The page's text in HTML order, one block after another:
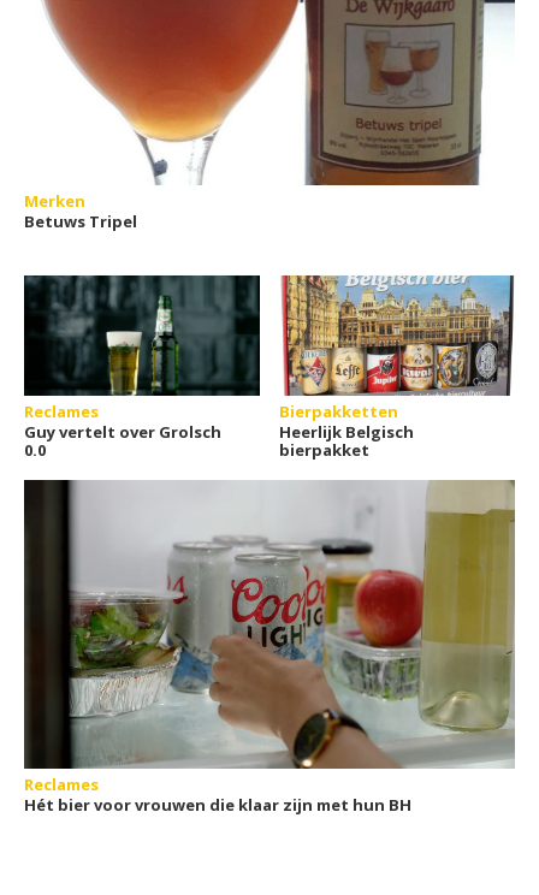
Merken
Betuws Tripel
Reclames
Guy vertelt over Grolsch
0.0
Bierpakketten
Heerlijk Belgisch
bierpakket
Reclames
Hét bier voor vrouwen die klaar zijn met hun BH